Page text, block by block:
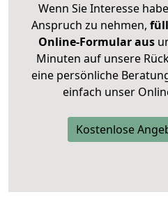
Wenn Sie Interesse
Anspruch zu nehmen,
Online-Formular aus
Minuten auf unsere
eine persönliche
einfach unser
Kostenlose